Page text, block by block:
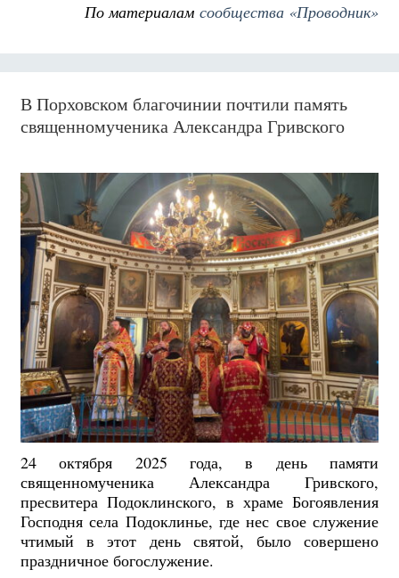
По материаламсообщества «Проводник»
В Порховском благочинии почтили память
священномученика Александра Гривского
24 октября 2025 года, в день памяти
священномученика Александра Гривского,
пресвитера Подоклинского, в храме Богоявления
Господня села Подоклинье, где нес свое служение
чтимый в этот день святой, было совершено
праздничное богослужение.